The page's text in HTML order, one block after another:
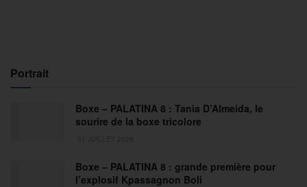
Portrait
Boxe – PALATINA 8 : Tania D’Almeida, le
sourire de la boxe tricolore
Boxe – PALATINA 8 : grande première pour
l’explosif Kpassagnon Boli